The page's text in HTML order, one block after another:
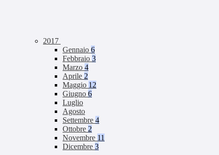
2017
Gennaio 6
Febbraio 3
Marzo 4
Aprile 2
Maggio 12
Giugno 6
Luglio
Agosto
Settembre 4
Ottobre 2
Novembre 11
Dicembre 3